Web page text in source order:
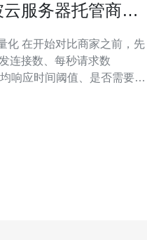
服务器托管商有
化 在开始对比商家之前，先
连接数、每秒请求数
响应时间阈值、是否需要会
30天的日志统计峰值并发与